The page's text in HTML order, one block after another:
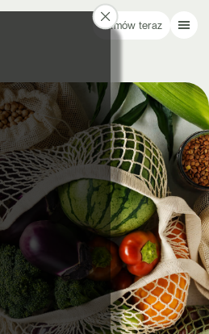
Zamów teraz